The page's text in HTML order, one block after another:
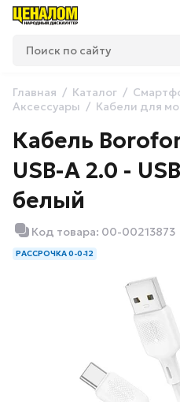
Главная Каталог
Аксессуары
Кабели для
Кабель
USB-A 2.0 -
белый
Код товара: 00-00213873
РАССРОЧКА 0-0-12